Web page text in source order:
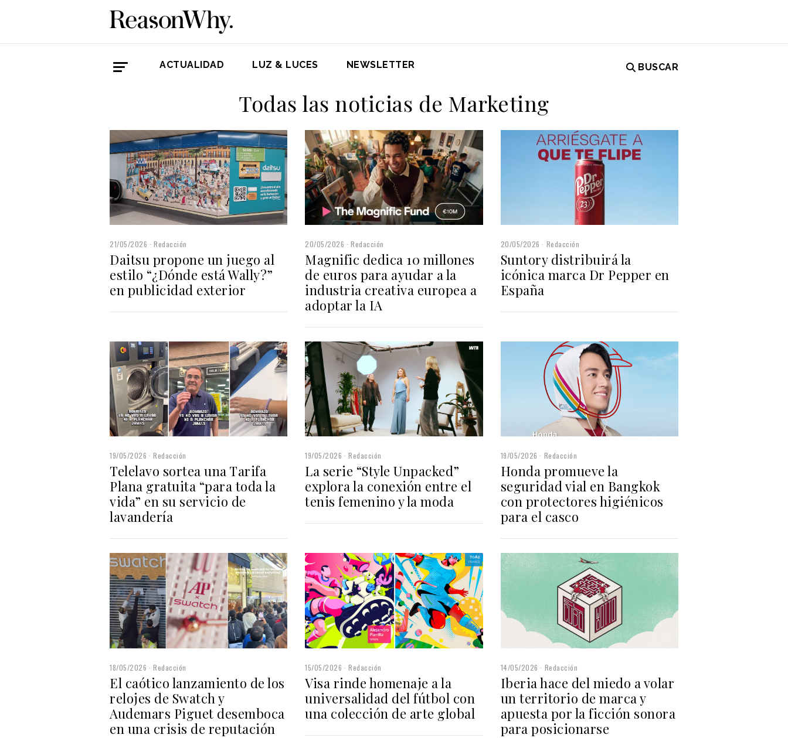
ACTUALIDAD LUZ & LUCES NEWSLETTER BUSCAR
Todas las noticias de Marketing
21/05/2026 Redacción
Daitsu propone un juego al
estilo “¿Dónde está Wally?”
en publicidad exterior
20/05/2026 Redacción
Magnific dedica 10 millones
de euros para ayudar a la
industria creativa europea a
adoptar la IA
20/05/2026 Redacción
Suntory distribuirá la
icónica marca Dr Pepper en
España
19/05/2026 Redacción
Telelavo sortea una Tarifa
Plana gratuita “para toda la
vida” en su servicio de
lavandería
19/05/2026 Redacción
La serie “Style Unpacked”
explora la conexión entre el
tenis femenino y la moda
19/05/2026 Redacción
Honda promueve la
seguridad vial en Bangkok
con protectores higiénicos
para el casco
18/05/2026 Redacción
El caótico lanzamiento de los
relojes de Swatch y
Audemars Piguet desemboca
en una crisis de reputación
15/05/2026 Redacción
Visa rinde homenaje a la
universalidad del fútbol con
una colección de arte global
14/05/2026 Redacción
Iberia hace del miedo a volar
un territorio de marca y
apuesta por la ficción sonora
para posicionarse